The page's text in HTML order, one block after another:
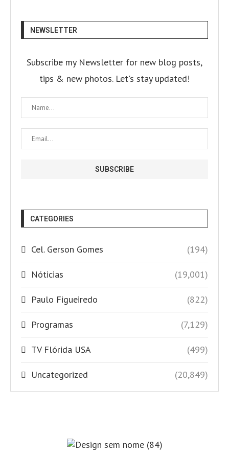
NEWSLETTER
Subscribe my Newsletter for new blog posts,
tips & new photos. Let's stay updated!
CATEGORIES
Cel. Gerson Gomes (194)
Nóticias (19,001)
Paulo Figueiredo (822)
Programas (7,129)
TV Flórida USA (499)
Uncategorized (20,849)